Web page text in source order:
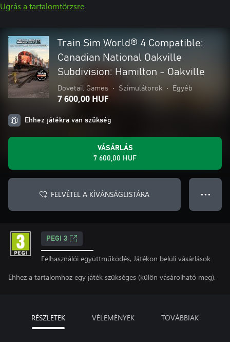
Ugrás a tartalomtörzsre
Train Sim World® 4 Compatible:
Canadian National Oakville
Subdivision: Hamilton - Oakville
Dovetail Games • Szimulátorok • Egyéb
7 600,00 HUF
Ehhez játékra van szükség
VÁSÁRLÁS
7 600,00 HUF
FELVÉTEL A KÍVÁNSÁGLISTÁRA ● ● ●
PEGI 3
Felhasználói együttműködés, Játékon belüli vásárlások
Ehhez a tartalomhoz egy játék szükséges (külön vásárolható meg).
RÉSZLETEK VÉLEMÉNYEK TOVÁBBIAK